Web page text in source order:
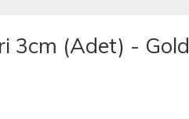
3cm (Adet) - Gold